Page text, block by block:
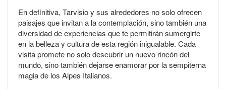
En definitiva, Tarvisio y sus alrededores no solo ofrecen
paisajes que invitan a la contemplación, sino también una
diversidad de experiencias que te permitirán sumergirte
en la belleza y cultura de esta región inigualable. Cada
visita promete no solo descubrir un nuevo rincón del
mundo, sino también dejarse enamorar por la sempiterna
magia de los Alpes Italianos.